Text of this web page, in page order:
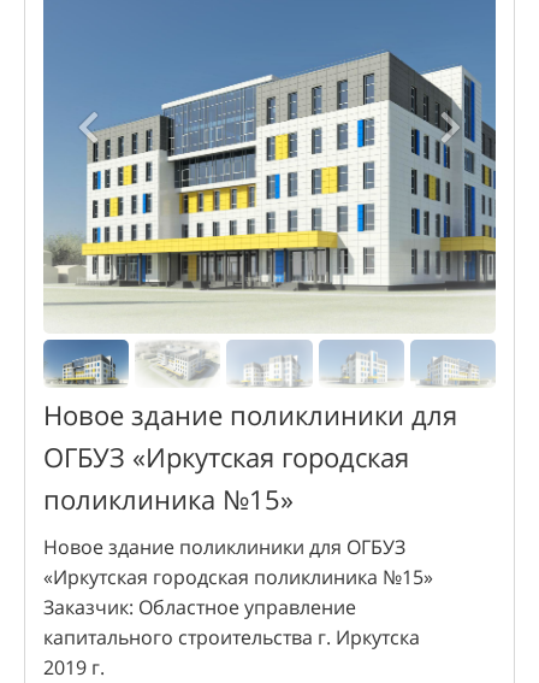
Новое здание поликлиники для
ОГБУЗ «Иркутская городская
поликлиника №15»
Новое здание поликлиники для ОГБУЗ
«Иркутская городская поликлиника №15»
Заказчик: Областное управление
капитального строительства г. Иркутска
2019 г.